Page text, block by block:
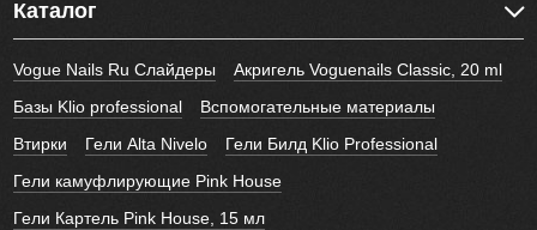
Каталог
Vogue Nails Ru Слайдеры
Акригель Voguenails Classic, 20 ml
Базы Klio professional
Вспомогательные материалы
Втирки
Гели Alta Nivelo
Гели Билд Klio Professional
Гели камуфлирующие Pink House
Гели Картель Pink House, 15 мл